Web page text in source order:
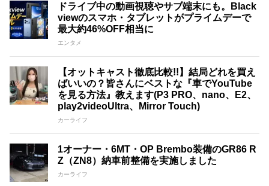
ドライブ中の動画視聴やサブ端末にも。Black
viewのスマホ・タブレットがプライムデーで
最大約46%OFF相当に
エンタメ
【オットキャスト徹底比較!!】結局どれを買え
ばいいの？皆さんにベストな『車でYouTube
を見る方法』教えます(P3 PRO、nano、E2、
play2videoUltra、Mirror Touch)
カーライフ
1オーナー・6MT・OP Brembo装備のGR86 R
Z（ZN8）納車前整備を実施しました
カーライフ